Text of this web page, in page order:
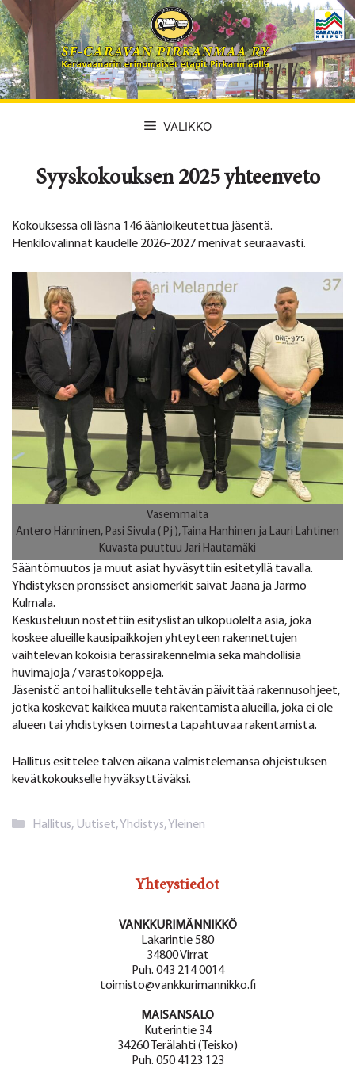
Siirry
sisältöön
VALIKKO
Syyskokouksen 2025 yhteenveto
Kokouksessa oli läsna 146 äänioikeutettua jäsentä.
Henkilövalinnat kaudelle 2026-2027 menivät seuraavasti.
Vasemmalta
Antero Hänninen, Pasi Sivula ( Pj ), Taina Hanhinen ja Lauri Lahtinen
Kuvasta puuttuu Jari Hautamäki
Sääntömuutos ja muut asiat hyväsyttiin esitetyllä tavalla.
Yhdistyksen pronssiset ansiomerkit saivat Jaana ja Jarmo
Kulmala.
Keskusteluun nostettiin esityslistan ulkopuolelta asia, joka
koskee alueille kausipaikkojen yhteyteen rakennettujen
vaihtelevan kokoisia terassirakennelmia sekä mahdollisia
huvimajoja / varastokoppeja.
Jäsenistö antoi hallitukselle tehtävän päivittää rakennusohjeet,
jotka koskevat kaikkea muuta rakentamista alueilla, joka ei ole
alueen tai yhdistyksen toimesta tapahtuvaa rakentamista.
Hallitus esittelee talven aikana valmistelemansa ohjeistuksen
kevätkokoukselle hyväksyttäväksi.
Kategoriat
Hallitus, Uutiset,Yhdistys,Yleinen
Yhteystiedot
VANKKURIMÄNNIKKÖ
Lakarintie 580
34800 Virrat
Puh. 043 214 0014
toimisto@vankkurimannikko.fi
MAISANSALO
Kuterintie 34
34260 Terälahti (Teisko)
Puh. 050 4123 123